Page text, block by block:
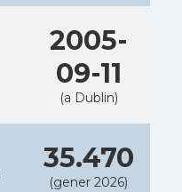
2005-
09-11
(a Dublin)
35.470
(gener 2026)